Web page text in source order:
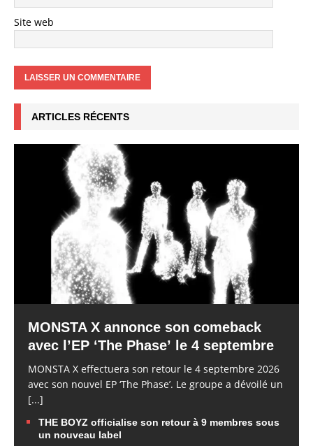
Site web
ARTICLES RÉCENTS
MONSTA X annonce son comeback
avec l’EP ‘The Phase’ le 4 septembre
MONSTA X effectuera son retour le 4 septembre 2026
avec son nouvel EP ‘The Phase’. Le groupe a dévoilé un
[...]
THE BOYZ officialise son retour à 9 membres sous
un nouveau label